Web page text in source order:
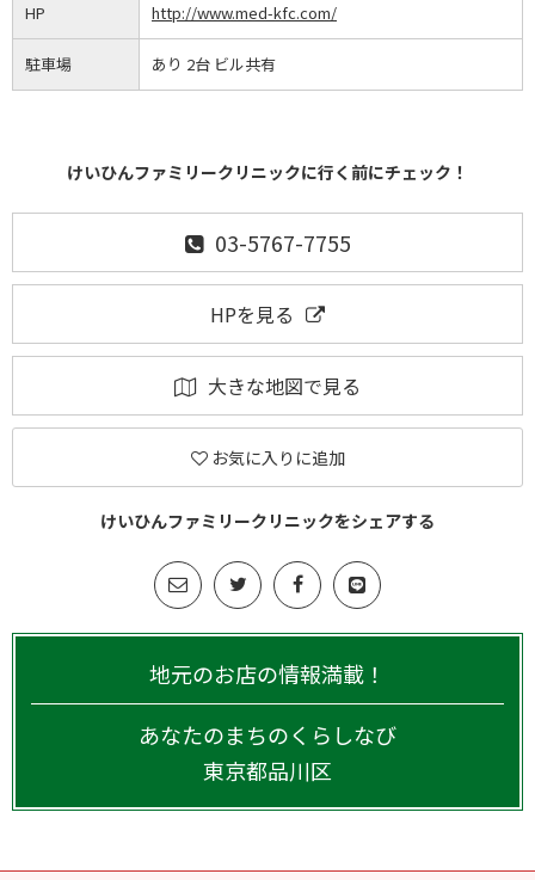
HP http://www.med-kfc.com/
駐車場 あり 2台 ビル共有
けいひんファミリークリニックに行く前にチェック！
03-5767-7755
HPを見る
大きな地図で見る
お気に入りに追加
けいひんファミリークリニックをシェアする
地元のお店の情報満載！
あなたのまちのくらしなび
東京都品川区